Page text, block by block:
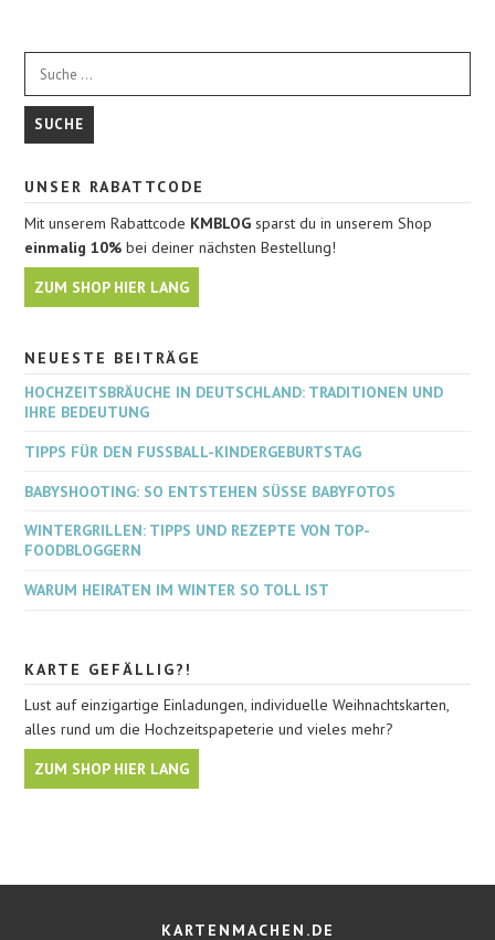
UNSER RABATTCODE
Mit unserem Rabattcode KMBLOG sparst du in unserem Shop
einmalig 10% bei deiner nächsten Bestellung!
ZUM SHOP HIER LANG
NEUESTE BEITRÄGE
HOCHZEITSBRÄUCHE IN DEUTSCHLAND: TRADITIONEN UND
IHRE BEDEUTUNG
TIPPS FÜR DEN FUSSBALL-KINDERGEBURTSTAG
BABYSHOOTING: SO ENTSTEHEN SÜSSE BABYFOTOS
WINTERGRILLEN: TIPPS UND REZEPTE VON TOP-
FOODBLOGGERN
WARUM HEIRATEN IM WINTER SO TOLL IST
KARTE GEFÄLLIG?!
Lust auf einzigartige Einladungen, individuelle Weihnachtskarten,
alles rund um die Hochzeitspapeterie und vieles mehr?
ZUM SHOP HIER LANG
KARTENMACHEN.DE